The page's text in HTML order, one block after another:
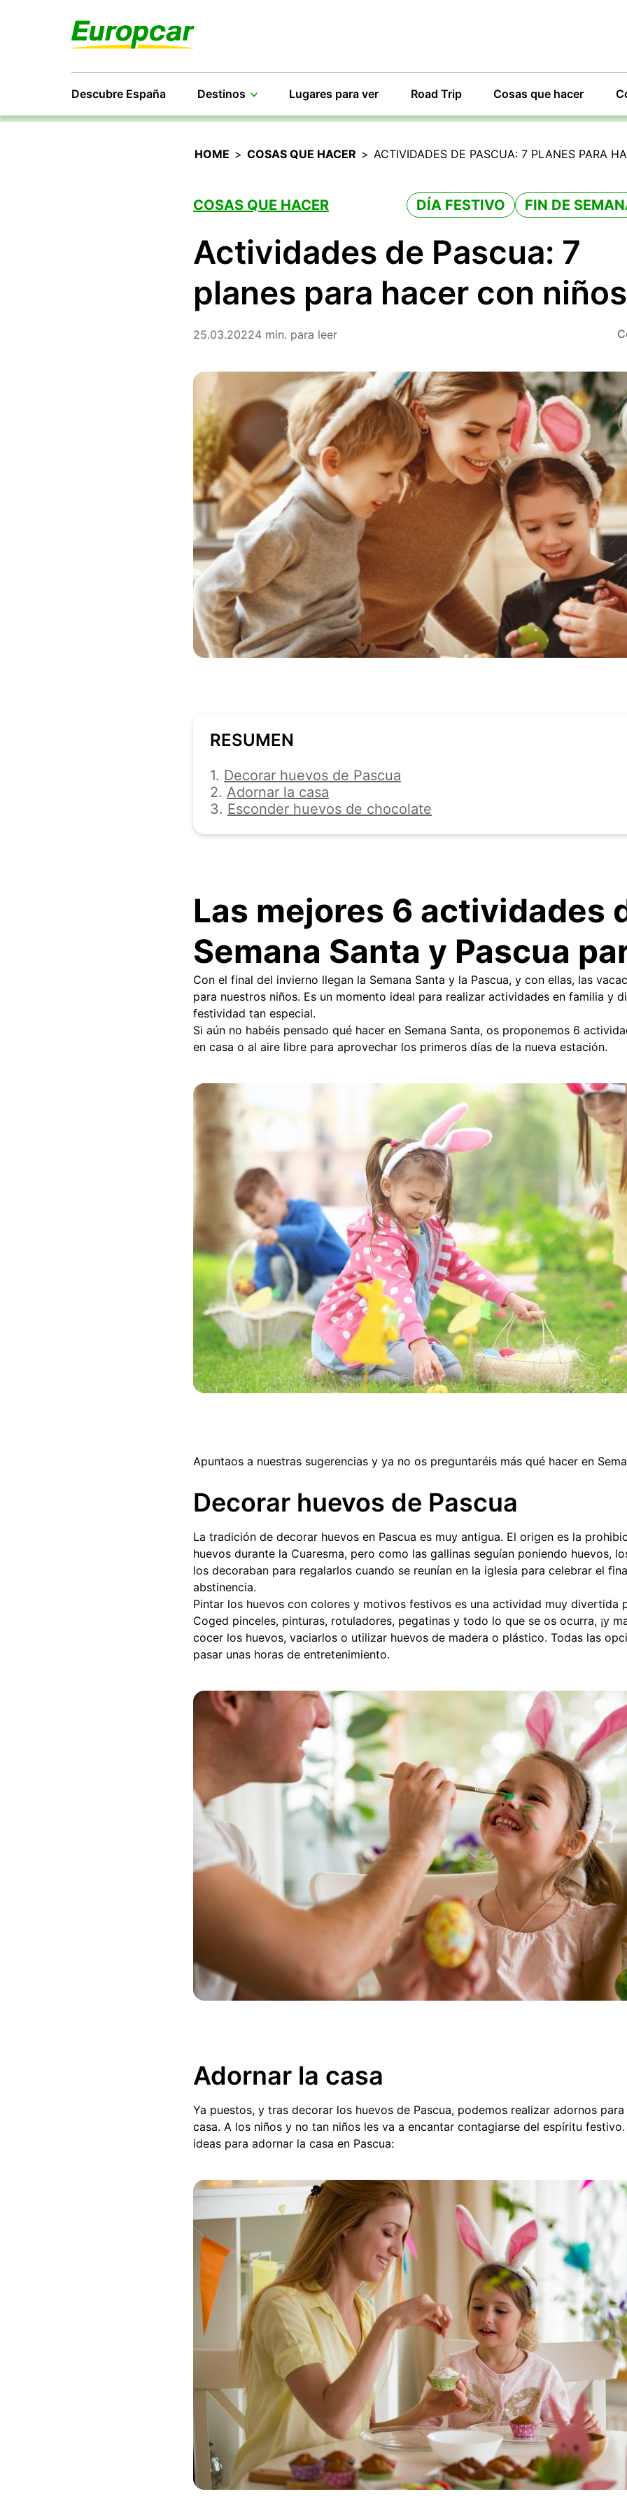
Descubre España Destinos Lugares para ver Road Trip Cosas que hacer
HOME > COSAS QUE HACER > ACTIVIDADES DE PASCUA: 7 PLANES PARA
COSAS QUE HACER DÍA FESTIVO FIN DE
Actividades de Pascua: 7
planes para hacer con niños
25.03.20224 min. para leer
RESUMEN
1. Decorar huevos de Pascua
2. Adornar la casa
3. Esconder huevos de chocolate
Las mejores 6 actividades
Semana Santa y Pascua
Con el final del invierno llegan la Semana Santa y la Pascua, y con ellas, las
para nuestros niños. Es un momento ideal para realizar actividades en familia y
festividad tan especial.
Si aún no habéis pensado qué hacer en Semana Santa, os proponemos 6
en casa o al aire libre para aprovechar los primeros días de la nueva estación.
Apuntaos a nuestras sugerencias y ya no os preguntaréis más qué hacer en
Decorar huevos de Pascua
La tradición de decorar huevos en Pascua es muy antigua. El origen es la
huevos durante la Cuaresma, pero como las gallinas seguían poniendo huevos,
los decoraban para regalarlos cuando se reunían en la iglesia para celebrar el
abstinencia.
Pintar los huevos con colores y motivos festivos es una actividad muy divertida
Coged pinceles, pinturas, rotuladores, pegatinas y todo lo que se os ocurra, ¡y
cocer los huevos, vaciarlos o utilizar huevos de madera o plástico. Todas las
pasar unas horas de entretenimiento.
Adornar la casa
Ya puestos, y tras decorar los huevos de Pascua, podemos realizar adornos
casa. A los niños y no tan niños les va a encantar contagiarse del espíritu
ideas para adornar la casa en Pascua: